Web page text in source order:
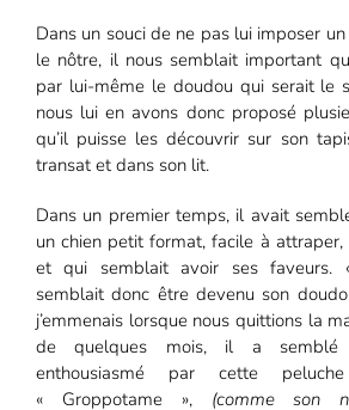
Dans un souci de ne pas lui imposer
le nôtre, il nous semblait important
par lui-même le doudou qui serait le
nous lui en avons donc proposé
qu’il puisse les découvrir sur son
transat et dans son lit.
Dans un premier temps, il avait
un chien petit format, facile à
et qui semblait avoir ses faveurs.
semblait donc être devenu son
j’emmenais lorsque nous quittions la
de quelques mois, il a semblé
enthousiasmé par cette
« Groppotame », (comme son